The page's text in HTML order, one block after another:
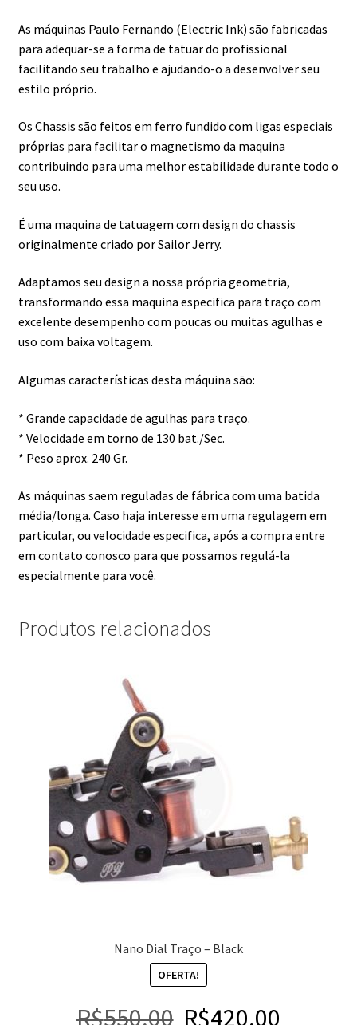
As máquinas Paulo Fernando (Electric Ink) são fabricadas
para adequar-se a forma de tatuar do profissional
facilitando seu trabalho e ajudando-o a desenvolver seu
estilo próprio.
Os Chassis são feitos em ferro fundido com ligas especiais
próprias para facilitar o magnetismo da maquina
contribuindo para uma melhor estabilidade durante todo o
seu uso.
É uma maquina de tatuagem com design do chassis
originalmente criado por Sailor Jerry.
Adaptamos seu design a nossa própria geometria,
transformando essa maquina especifica para traço com
excelente desempenho com poucas ou muitas agulhas e
uso com baixa voltagem.
Algumas características desta máquina são:
* Grande capacidade de agulhas para traço.
* Velocidade em torno de 130 bat./Sec.
* Peso aprox. 240 Gr.
As máquinas saem reguladas de fábrica com uma batida
média/longa. Caso haja interesse em uma regulagem em
particular, ou velocidade especifica, após a compra entre
em contato conosco para que possamos regulá-la
especialmente para você.
Produtos relacionados
Nano Dial Traço – Black
OFERTA!
R$550,00 R$420,00